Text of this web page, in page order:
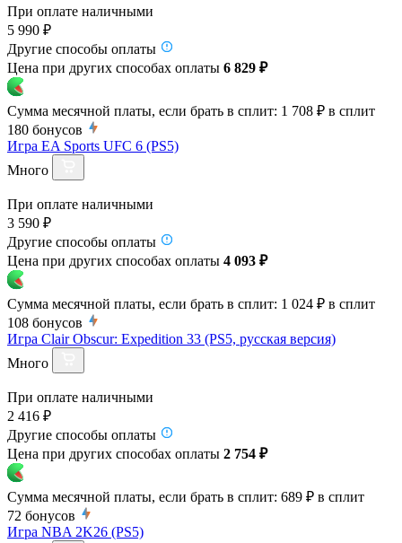
При оплате наличными
5 990 ₽
Другие способы оплаты
Цена при других способах оплаты 6 829 ₽
Сумма месячной платы, если брать в сплит: 1 708 ₽ в сплит
180 бонусов
Игра EA Sports UFC 6 (PS5)
Много
При оплате наличными
3 590 ₽
Другие способы оплаты
Цена при других способах оплаты 4 093 ₽
Сумма месячной платы, если брать в сплит: 1 024 ₽ в сплит
108 бонусов
Игра Clair Obscur: Expedition 33 (PS5, русская версия)
Много
При оплате наличными
2 416 ₽
Другие способы оплаты
Цена при других способах оплаты 2 754 ₽
Сумма месячной платы, если брать в сплит: 689 ₽ в сплит
72 бонусов
Игра NBA 2K26 (PS5)